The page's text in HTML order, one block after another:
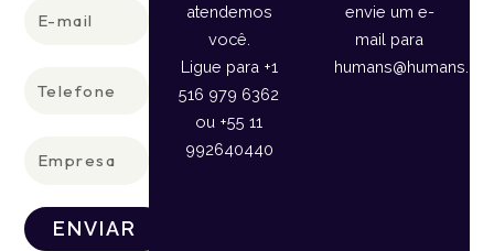
ENVIAR
atendemos
você.
Ligue para +1
516 979 6362
ou +55 11
992640440
envie um e-
mail para